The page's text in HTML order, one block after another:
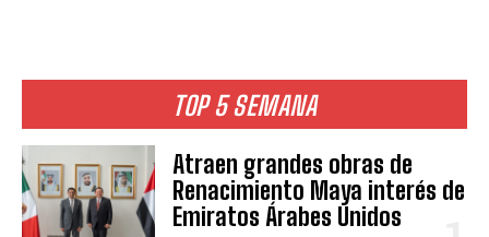
TOP 5 SEMANA
Atraen grandes obras de
Renacimiento Maya interés de
Emiratos Árabes Unidos